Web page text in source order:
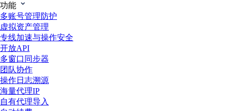
功能
多账号管理防护
虚拟资产管理
专线加速与操作安全
开放API
多窗口同步器
团队协作
操作日志溯源
海量代理IP
自有代理导入